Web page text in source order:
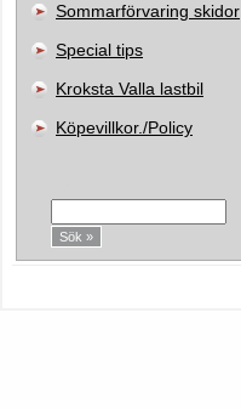
Sommarförvaring skidor
Special tips
Kroksta Valla lastbil
Köpevillkor./Policy